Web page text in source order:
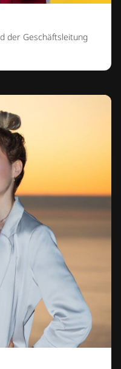
der Geschäftsleitung